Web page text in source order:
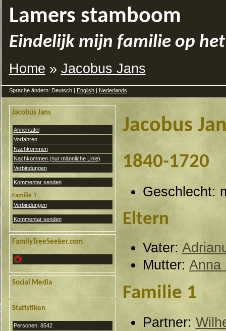
Lamers stamboom
Eindelijk mijn familie op
Home » Jacobus Jans
Sprache ändern: Deutsch | English| Nederlands
Jacobus Jans
Ahnentafel
Vorfahren
Nachkommen
Nachkommen (nur männliche Linie)
Verbindungen
Kommentar senden
Familie 1
Verbindungen
Kommentar senden
FamilyTreeSeeker.com
Social Media
Statistiken
Personen: 8542
Jacobus
1840-1720
Geschlecht:
Eltern
Vater:
Mutter: Anna
Familie 1
Partner: